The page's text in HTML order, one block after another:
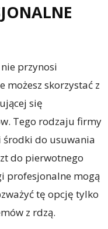
przynosi
możesz skorzystać z
się
Tego rodzaju firmy
środki do usuwania
do pierwotnego
profesjonalne mogą
tę opcję tylko
z rdzą.